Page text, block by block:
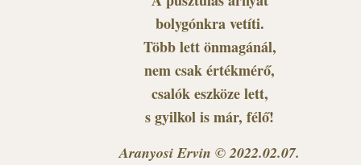
bolygónkra vetíti.
Több lett önmagánál,
nem csak értékmérő,
csalók eszköze lett,
s gyilkol is már, félő!
Aranyosi Ervin © 2022.02.07.